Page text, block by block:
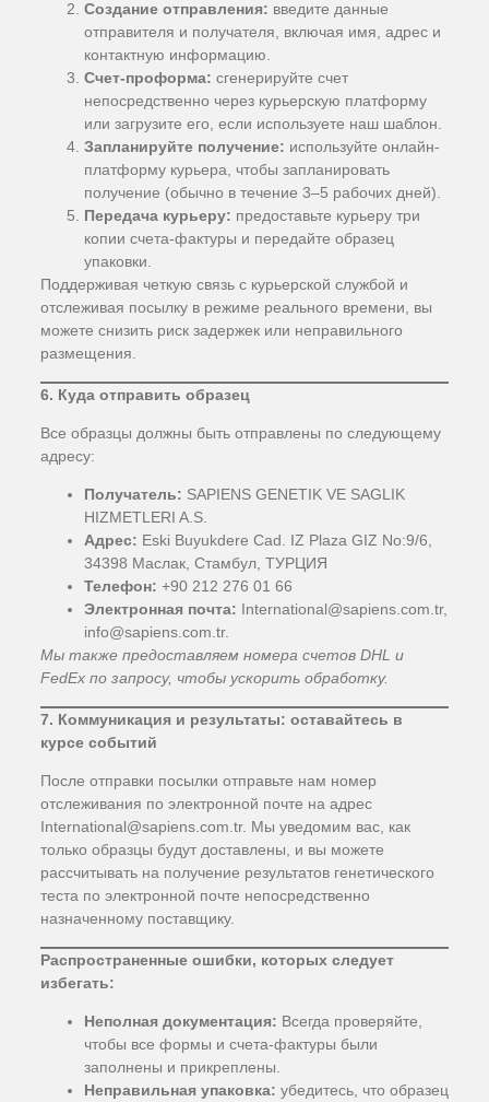
Создание отправления: введите данные
отправителя и получателя, включая имя, адрес и
контактную информацию.
Счет-проформа: сгенерируйте счет
непосредственно через курьерскую платформу
или загрузите его, если используете наш шаблон.
Запланируйте получение: используйте онлайн-
платформу курьера, чтобы запланировать
получение (обычно в течение 3–5 рабочих дней).
Передача курьеру: предоставьте курьеру три
копии счета-фактуры и передайте образец
упаковки.
Поддерживая четкую связь с курьерской службой и
отслеживая посылку в режиме реального времени, вы
можете снизить риск задержек или неправильного
размещения.
6. Куда отправить образец
Все образцы должны быть отправлены по следующему
адресу:
Получатель: SAPIENS GENETIK VE SAGLIK
HIZMETLERI A.S.
Адрес: Eski Buyukdere Cad. IZ Plaza GIZ No:9/6,
34398 Маслак, Стамбул, ТУРЦИЯ
Телефон: +90 212 276 01 66
Электронная почта: International@sapiens.com.tr,
info@sapiens.com.tr.
Мы также предоставляем номера счетов DHL и
FedEx по запросу, чтобы ускорить обработку.
7. Коммуникация и результаты: оставайтесь в
курсе событий
После отправки посылки отправьте нам номер
отслеживания по электронной почте на адрес
International@sapiens.com.tr. Мы уведомим вас, как
только образцы будут доставлены, и вы можете
рассчитывать на получение результатов генетического
теста по электронной почте непосредственно
назначенному поставщику.
Распространенные ошибки, которых следует
избегать:
Неполная документация: Всегда проверяйте,
чтобы все формы и счета-фактуры были
заполнены и прикреплены.
Неправильная упаковка: убедитесь, что образец